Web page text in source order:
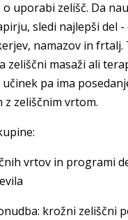
uporabi zelišč. Da
sledi najlepši del -
namazov in
zeliščni masaži ali
pa ima
zeliščnim vrtom.
vrtov in programi
krožni zeliščni